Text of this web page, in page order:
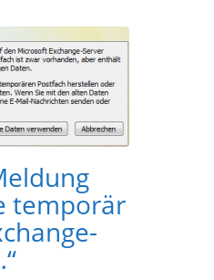
temporär